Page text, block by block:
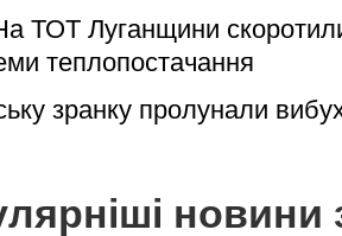
ТОТ Луганщини
теплопостачання
зранку пролунали
новини